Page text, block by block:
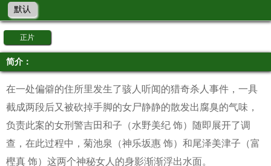
默认
正片
简介：
在一处偏僻的住所里发生了骇人听闻的猎奇杀人事件，一具
截成两段后又被砍掉手脚的女尸静静的散发出腐臭的气味，
负责此案的女刑警吉田和子（水野美纪 饰）随即展开了调
查，在此过程中，菊池泉（神乐坂惠 饰）和尾泽美津子（富
樫真 饰）这两个神秘女人的身影渐渐浮出水面。